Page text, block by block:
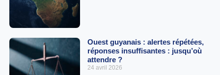
Ouest guyanais : alertes répétées,
réponses insuffisantes : jusqu’où
attendre ?
24 avril 2026